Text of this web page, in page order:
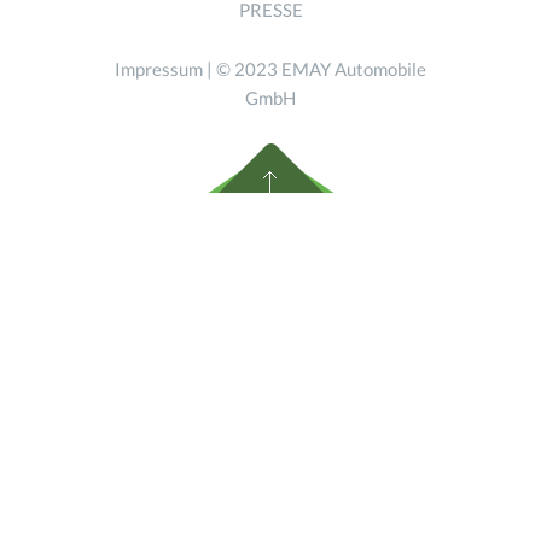
PRESSE
Impressum | © 2023 EMAY Automobile
GmbH